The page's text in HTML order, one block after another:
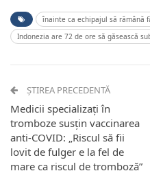
înainte ca echipajul să rămână
Indonezia are 72 de ore să găsească
ȘTIREA PRECEDENTĂ
Medicii specializați în
tromboze susțin vaccinarea
anti-COVID: „Riscul să fii
lovit de fulger e la fel de
mare ca riscul de tromboză”